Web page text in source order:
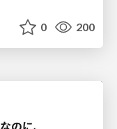
0 200